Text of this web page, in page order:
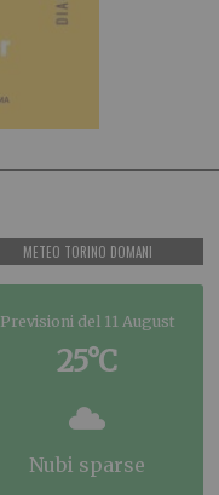
METEO TORINO DOMANI
Previsioni del 11 August
25°C
nubi sparse